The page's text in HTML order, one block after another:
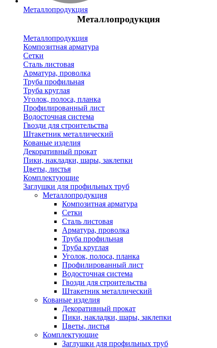
Металлопродукция
Металлопродукция
Металлопродукция
Композитная арматура
Сетки
Сталь листовая
Арматура, проволка
Труба профильная
Труба круглая
Уголок, полоса, планка
Профилированный лист
Водосточная система
Гвозди для строительства
Штакетник металлический
Кованые изделия
Декоративный прокат
Пики, накладки, шары, заклепки
Цветы, листья
Комплектующие
Заглушки для профильных труб
Металлопродукция
Композитная арматура
Сетки
Сталь листовая
Арматура, проволка
Труба профильная
Труба круглая
Уголок, полоса, планка
Профилированный лист
Водосточная система
Гвозди для строительства
Штакетник металлический
Кованые изделия
Декоративный прокат
Пики, накладки, шары, заклепки
Цветы, листья
Комплектующие
Заглушки для профильных труб